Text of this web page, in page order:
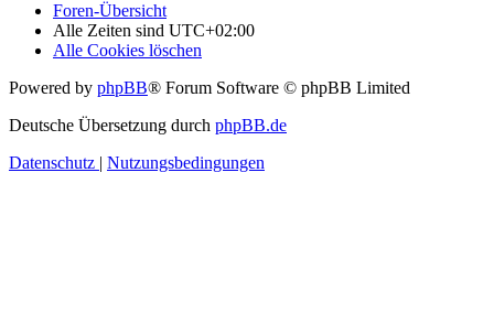
Foren-Übersicht
Alle Zeiten sind UTC+02:00
Alle Cookies löschen
Powered by phpBB® Forum Software © phpBB Limited
Deutsche Übersetzung durch phpBB.de
Datenschutz | Nutzungsbedingungen